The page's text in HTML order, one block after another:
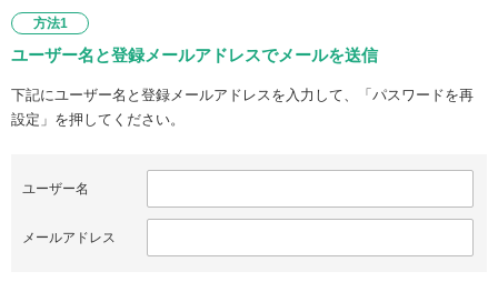
方法1
ユーザー名と登録メールアドレスでメールを送信
下記にユーザー名と登録メールアドレスを入力して、「パスワードを再
設定」を押してください。
ユーザー名
メールアドレス